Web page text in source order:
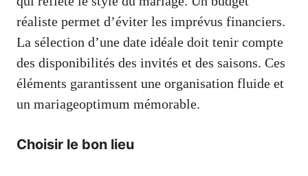
réaliste permet d’éviter les imprévus financiers.
La sélection d’une date idéale doit tenir compte
des disponibilités des invités et des saisons. Ces
éléments garantissent une organisation fluide et
un mariageoptimum mémorable.
Choisir le bon lieu